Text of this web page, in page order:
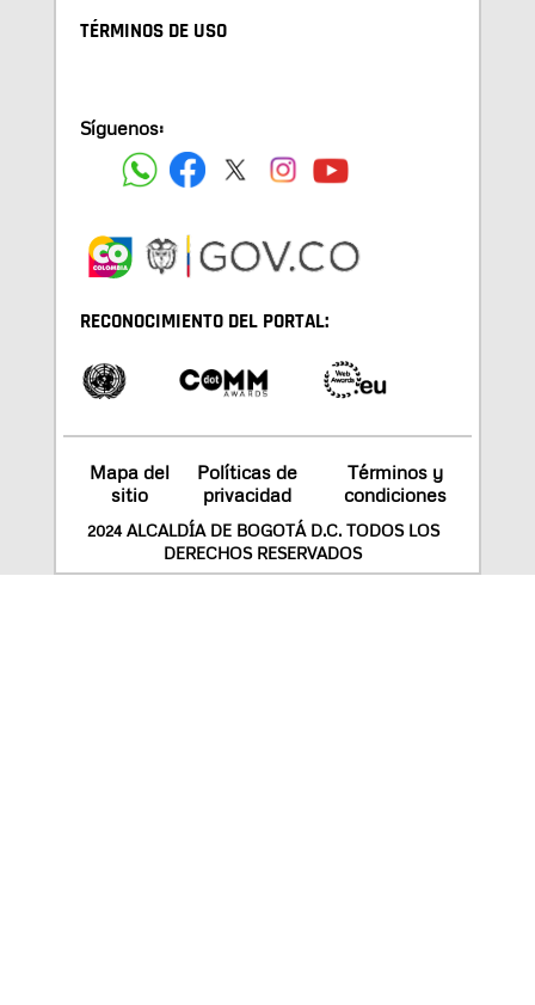
TÉRMINOS DE USO
Síguenos:
RECONOCIMIENTO DEL PORTAL:
Mapa del
sitio
Políticas de
privacidad
Términos y
condiciones
2024 ALCALDÍA DE BOGOTÁ D.C. TODOS LOS
DERECHOS RESERVADOS